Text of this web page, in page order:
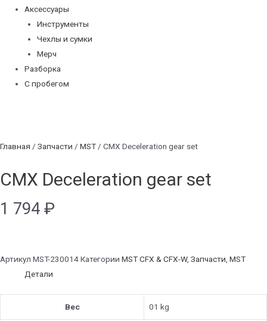
Аксессуары
Инструменты
Чехлы и сумки
Мерч
Разборка
С пробегом
Главная / Запчасти / MST/ CMX Deceleration gear set
CMX Deceleration gear set
1 794 ₽
Артикул MST-230014Категории MST CFX & CFX-W, Запчасти, MST
Детали
Вес 01 kg